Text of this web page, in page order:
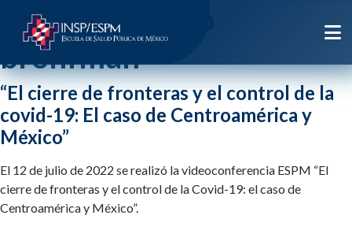
Etiqueta:
bronfman
“El cierre de fronteras y el control de la
covid-19: El caso de Centroamérica y
México”
El 12 de julio de 2022 se realizó la videoconferencia ESPM “El
cierre de fronteras y el control de la Covid-19: el caso de
Centroamérica y México”.